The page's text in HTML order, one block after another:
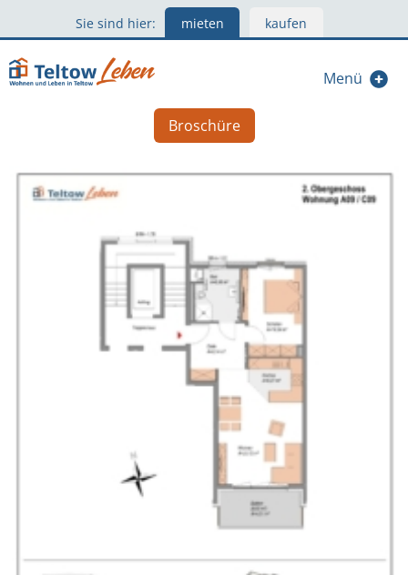
Sie sind hier: mieten kaufen
Menü
Broschüre